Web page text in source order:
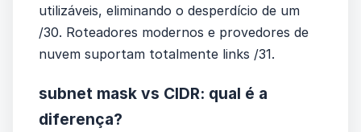
utilizáveis, eliminando o desperdício de um
/30. Roteadores modernos e provedores de
nuvem suportam totalmente links /31.
subnet mask vs CIDR: qual é a
diferença?